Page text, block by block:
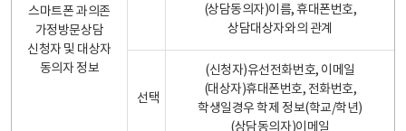
스마트폰 과의존
가정방문상담
신청자 및 대상자
동의자 정보
(상담동의자)이름, 휴대폰번호,
상담대상자와의 관계
선택
(신청자)유선전화번호, 이메일
(대상자)휴대폰번호, 전화번호,
학생일경우 학제 정보(학교/학년)
(상담동의자)이메일